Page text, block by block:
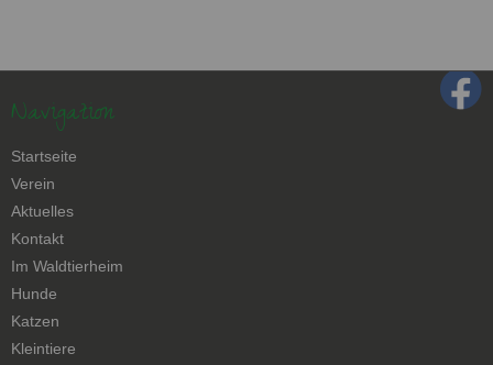
Navigation
Navigation
überspringen
Startseite
Verein
Aktuelles
Kontakt
Navigation
überspringen
Im Waldtierheim
Hunde
Katzen
Kleintiere